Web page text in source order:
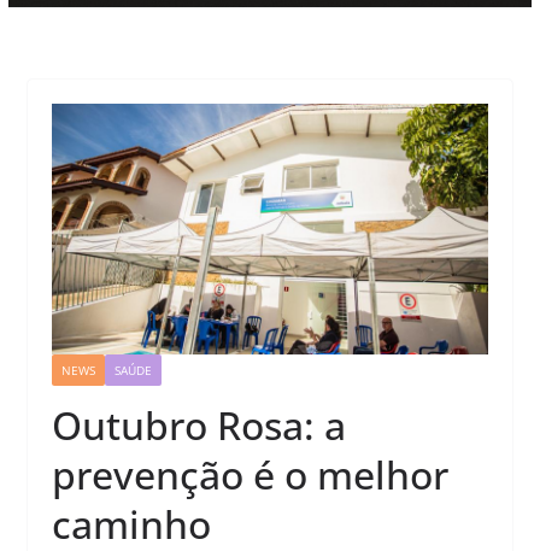
NEWS SAÚDE
Outubro Rosa: a
prevenção é o melhor
caminho